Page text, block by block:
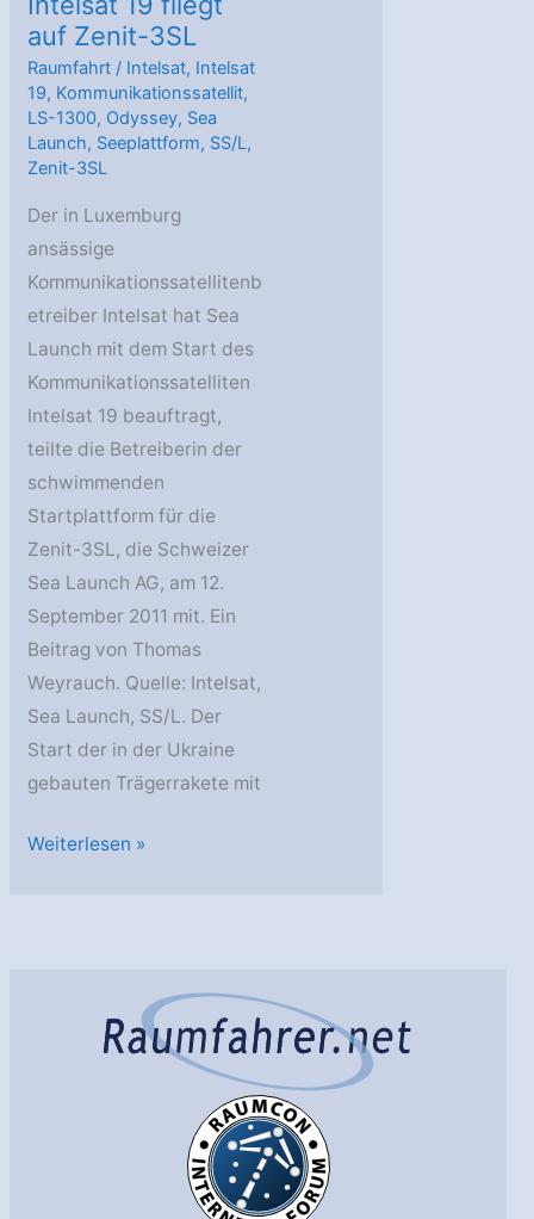
auf Zenit-3SL
Raumfahrt / Intelsat, Intelsat
19, Kommunikationssatellit,
LS-1300, Odyssey, Sea
Launch, Seeplattform, SS/L,
Zenit-3SL
Der in Luxemburg
ansässige
Kommunikationssatellitenb
etreiber Intelsat hat Sea
Launch mit dem Start des
Kommunikationssatelliten
Intelsat 19 beauftragt,
teilte die Betreiberin der
schwimmenden
Startplattform für die
Zenit-3SL, die Schweizer
Sea Launch AG, am 12.
September 2011 mit. Ein
Beitrag von Thomas
Weyrauch. Quelle: Intelsat,
Sea Launch, SS/L. Der
Start der in der Ukraine
gebauten Trägerrakete mit
Intelsat
Weiterlesen »